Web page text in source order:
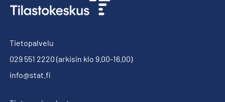
Tietopalvelu
029 551 2220 (arkisin klo 9.00-16.00)
info@stat.fi